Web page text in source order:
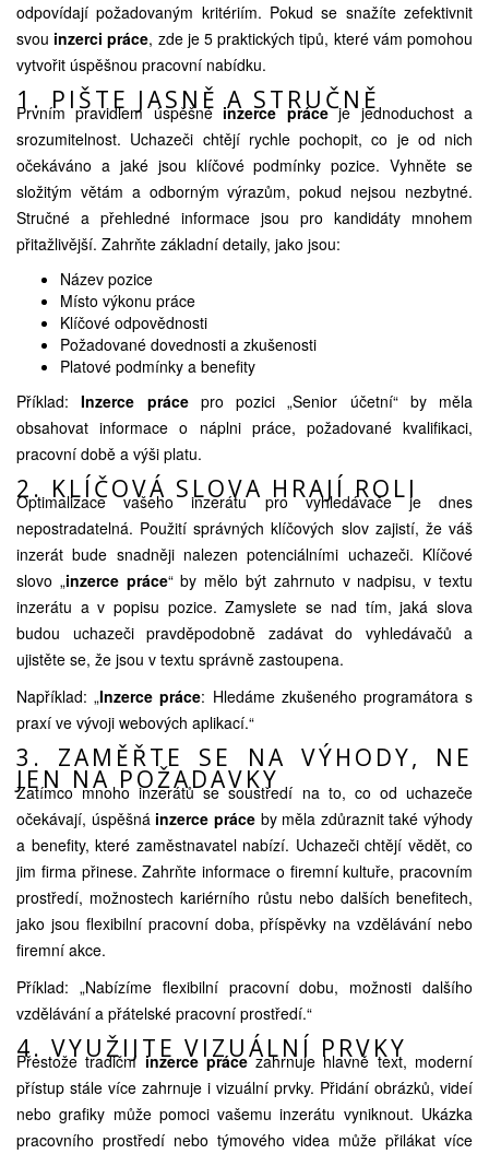
odpovídají požadovaným kritériím. Pokud se snažíte zefektivnit
svou inzerci práce, zde je 5 praktických tipů, které vám pomohou
vytvořit úspěšnou pracovní nabídku.
1. PIŠTE JASNĚ A STRUČNĚ
Prvním pravidlem úspěšné inzerce práceje jednoduchost a
srozumitelnost. Uchazeči chtějí rychle pochopit, co je od nich
očekáváno a jaké jsou klíčové podmínky pozice. Vyhněte se
složitým větám a odborným výrazům, pokud nejsou nezbytné.
Stručné a přehledné informace jsou pro kandidáty mnohem
přitažlivější. Zahrňte základní detaily, jako jsou:
Název pozice
Místo výkonu práce
Klíčové odpovědnosti
Požadované dovednosti a zkušenosti
Platové podmínky a benefity
Příklad:Inzerce prácepro pozici „Senior účetní“ by měla
obsahovat informace o náplni práce, požadované kvalifikaci,
pracovní době a výši platu.
2. KLÍČOVÁ SLOVA HRAJÍ ROLI
Optimalizace vašeho inzerátu pro vyhledávače je dnes
nepostradatelná. Použití správných klíčových slov zajistí, že váš
inzerát bude snadněji nalezen potenciálními uchazeči. Klíčové
slovo „inzerce práce“ by mělo být zahrnuto v nadpisu, v textu
inzerátu a v popisu pozice. Zamyslete se nad tím, jaká slova
budou uchazeči pravděpodobně zadávat do vyhledávačů a
ujistěte se, že jsou v textu správně zastoupena.
Například: „Inzerce práce: Hledáme zkušeného programátora s
praxí ve vývoji webových aplikací.“
3. ZAMĚŘTE SE NA VÝHODY, NE
JEN NA POŽADAVKY
Zatímco mnoho inzerátů se soustředí na to, co od uchazeče
očekávají, úspěšná inzerce práceby měla zdůraznit také výhody
a benefity, které zaměstnavatel nabízí. Uchazeči chtějí vědět, co
jim firma přinese. Zahrňte informace o firemní kultuře, pracovním
prostředí, možnostech kariérního růstu nebo dalších benefitech,
jako jsou flexibilní pracovní doba, příspěvky na vzdělávání nebo
firemní akce.
Příklad: „Nabízíme flexibilní pracovní dobu, možnosti dalšího
vzdělávání a přátelské pracovní prostředí.“
4. VYUŽIJTE VIZUÁLNÍ PRVKY
Přestože tradiční inzerce prácezahrnuje hlavně text, moderní
přístup stále více zahrnuje i vizuální prvky. Přidání obrázků, videí
nebo grafiky může pomoci vašemu inzerátu vyniknout. Ukázka
pracovního prostředí nebo týmového videa může přilákat více